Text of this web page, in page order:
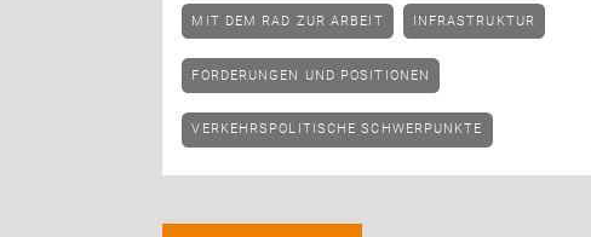
MIT DEM RAD ZUR ARBEIT INFRASTRUKTUR
FORDERUNGEN UND POSITIONEN
VERKEHRSPOLITISCHE SCHWERPUNKTE